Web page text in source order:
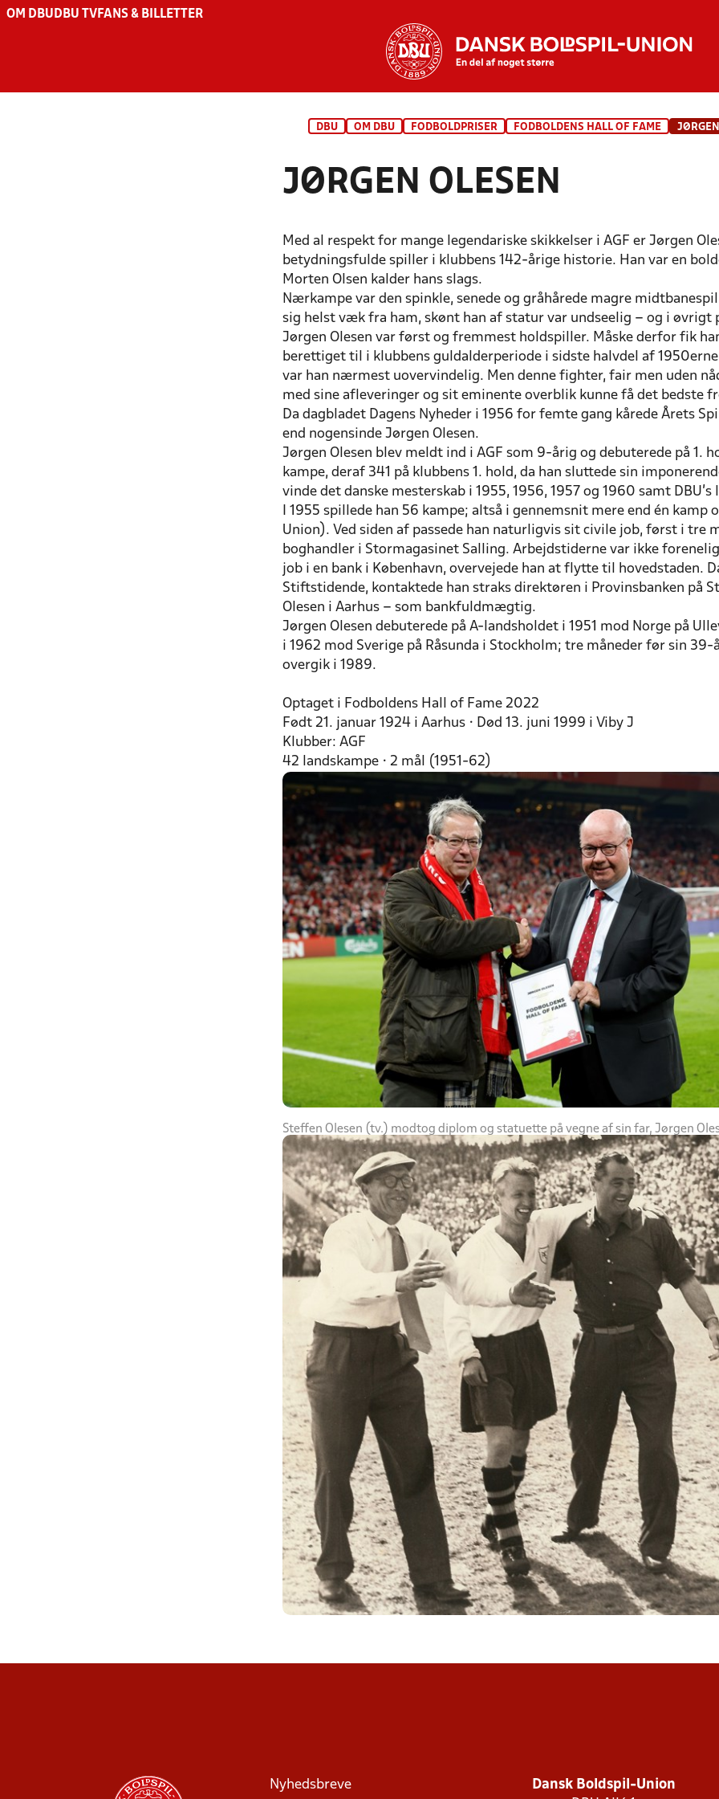
OM DBU DBU TV FANS & BILLETTER
DBU OM DBU FODBOLDPRISER FODBOLDENS HALL OF FAME
JØRGEN OLESEN
Med al respekt for mange legendariske skikkelser i AGF er Jørgen
betydningsfulde spiller i klubbens 142-årige historie. Han var en
Morten Olsen kalder hans slags.
Nærkampe var den spinkle, senede og gråhårede magre
sig helst væk fra ham, skønt han af statur var undseelig – og i øvrigt
Jørgen Olesen var først og fremmest holdspiller. Måske derfor fik
berettiget til i klubbens guldalderperiode i sidste halvdel af
var han nærmest uovervindelig. Men denne fighter, fair men uden
med sine afleveringer og sit eminente overblik kunne få det bedste
Da dagbladet Dagens Nyheder i 1956 for femte gang kårede Årets
end nogensinde Jørgen Olesen.
Jørgen Olesen blev meldt ind i AGF som 9-årig og debuterede på
kampe, deraf 341 på klubbens 1. hold, da han sluttede sin
vinde det danske mesterskab i 1955, 1956, 1957 og 1960 samt
I 1955 spillede han 56 kampe; altså i gennemsnit mere end én kamp
Union). Ved siden af passede han naturligvis sit civile job, først i
boghandler i Stormagasinet Salling. Arbejdstiderne var ikke
job i en bank i København, overvejede han at flytte til hovedstaden.
Stiftstidende, kontaktede han straks direktøren i Provinsbanken på
Olesen i Aarhus – som bankfuldmægtig.
Jørgen Olesen debuterede på A-landsholdet i 1951 mod Norge på
i 1962 mod Sverige på Råsunda i Stockholm; tre måneder før sin
overgik i 1989.
Optaget i Fodboldens Hall of Fame 2022
Født 21. januar 1924 i Aarhus • Død 13. juni 1999 i Viby J
Klubber: AGF
42 landskampe • 2 mål (1951-62)
Steffen Olesen (tv.) modtog diplom og statuette på vegne af sin far, Jørgen
Nyhedsbreve
Dansk Boldspil-Union